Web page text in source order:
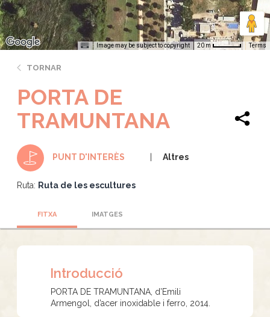
Image may be subject to copyright 20 m Terms
TORNAR
PORTA DE
TRAMUNTANA
PUNT D'INTERÈS Altres
Ruta: Ruta de les escultures
FITXA IMATGES
Introducció
PORTA DE TRAMUNTANA, d’Emili
Armengol, d’acer inoxidable i ferro, 2014.